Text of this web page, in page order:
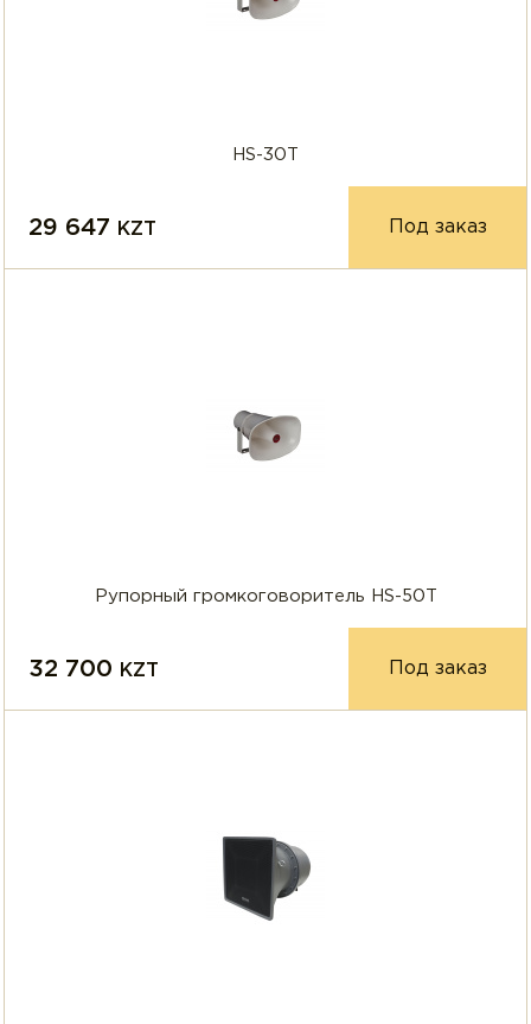
HS-30T
29 647 KZT Под заказ
Рупорный громкоговоритель HS-50T
32 700 KZT Под заказ